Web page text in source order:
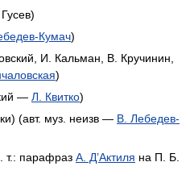
Кумач)
И. Кальман, В. Кручинин,
)
— Л. Квитко)
(авт. муз. неизв — В. Лебедев-
т.: парафраз А. Д’Актиля на П. Б.